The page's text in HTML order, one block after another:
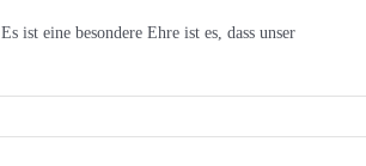
Es ist eine besondere Ehre ist es, dass unser